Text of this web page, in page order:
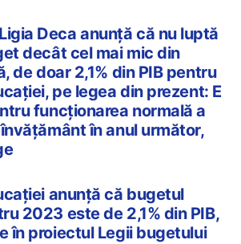
Deca anunță că nu luptă
decât cel mai mic din
de doar 2,1% din PIB pentru
pe legea din prezent: E
funcționarea normală a
în anul următor,
anunță că bugetul
2023 este de 2,1% din PIB,
în proiectul Legii bugetului